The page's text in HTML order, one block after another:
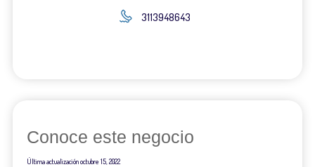
3113948643
Conoce este negocio
Última actualizaciónoctubre 15, 2022